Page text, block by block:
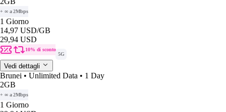
+ ∞ a 2Mbps
1 Giorno
14,97 USD/GB
29,94 USD
10% di sconto
5G
Vedi dettagli
Brunei • Unlimited Data • 1 Day
2GB
+ ∞ a 2Mbps
1 Giorno